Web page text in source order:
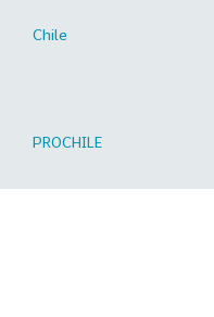
Chile
PROCHILE